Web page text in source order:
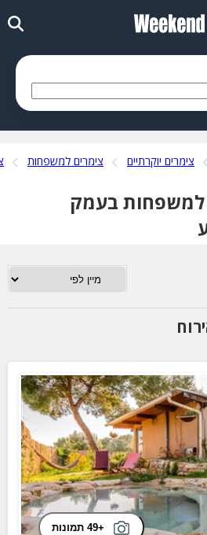
צימרים יוקרתיים צימרים למשפחות
למשפחות בעמק
+49 תמונות